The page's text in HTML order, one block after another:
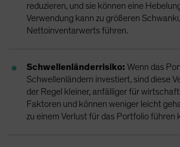
reduzieren, und sie können eine
Verwendung kann zu größeren
Nettoinventarwerts führen.
Schwellenländerrisiko: Wenn das
Schwellenländern investiert, sind diese
der Regel kleiner, anfälliger für
Faktoren und können weniger leicht
zu einem Verlust für das Portfolio führen